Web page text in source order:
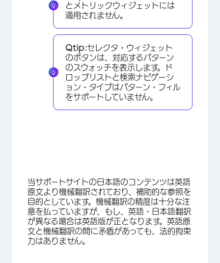
×
とメトリックウィジェットには
適用されません。
Qtip:セレクタ・ウィジェット
のボタンは、対応するパターン
のスウォッチを表示します。ド
ロップリストと検索ナビゲーシ
ョン・タイプはパターン・フィル
をサポートしていません。
当サポートサイトの日本語のコンテンツは英語
原文より機械翻訳されており、補助的な参照を
目的としています。機械翻訳の精度は十分な注
意を払っていますが、もし、英語・日本語翻訳
が異なる場合は英語版が正となります。英語原
文と機械翻訳の間に矛盾があっても、法的拘束
力はありません。